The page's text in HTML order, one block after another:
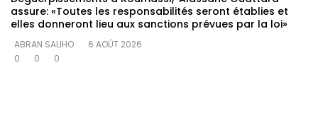
assure: «Toutes les responsabilités seront établies et
elles donneront lieu aux sanctions prévues par la loi»
ABRAN SALIHO
6 AOÛT 2026
0
0 0